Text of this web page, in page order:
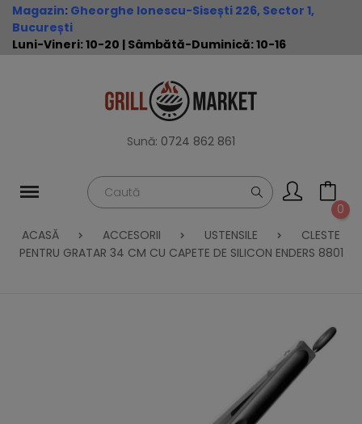
Magazin: Gheorghe Ionescu-Sisești 226, Sector 1,
București
Luni-Vineri: 10-20 | Sâmbătă-Duminică: 10-16
Sună: 0724 862 861
0
ACASĂ
ACCESORII USTENSILE
CLESTE
PENTRU GRATAR 34 CM CU CAPETE DE SILICON ENDERS 8801